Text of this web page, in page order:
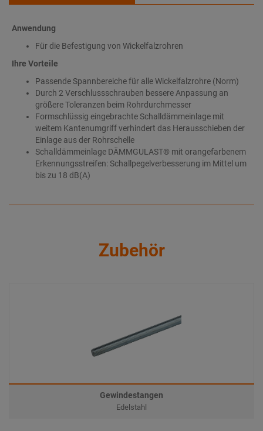
Anwendung
Für die Befestigung von Wickelfalzrohren
Ihre Vorteile
Passende Spannbereiche für alle Wickelfalzrohre (Norm)
Durch 2 Verschlussschrauben bessere Anpassung an
größere Toleranzen beim Rohrdurchmesser
Formschlüssig eingebrachte Schalldämmeinlage mit
weitem Kantenumgriff verhindert das Herausschieben der
Einlage aus der Rohrschelle
Schalldämmeinlage DÄMMGULAST® mit orangefarbenem
Erkennungsstreifen: Schallpegelverbesserung im Mittel um
bis zu 18 dB(A)
Zubehör
Gewindestangen
Edelstahl